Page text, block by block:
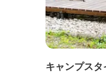
キャンプス